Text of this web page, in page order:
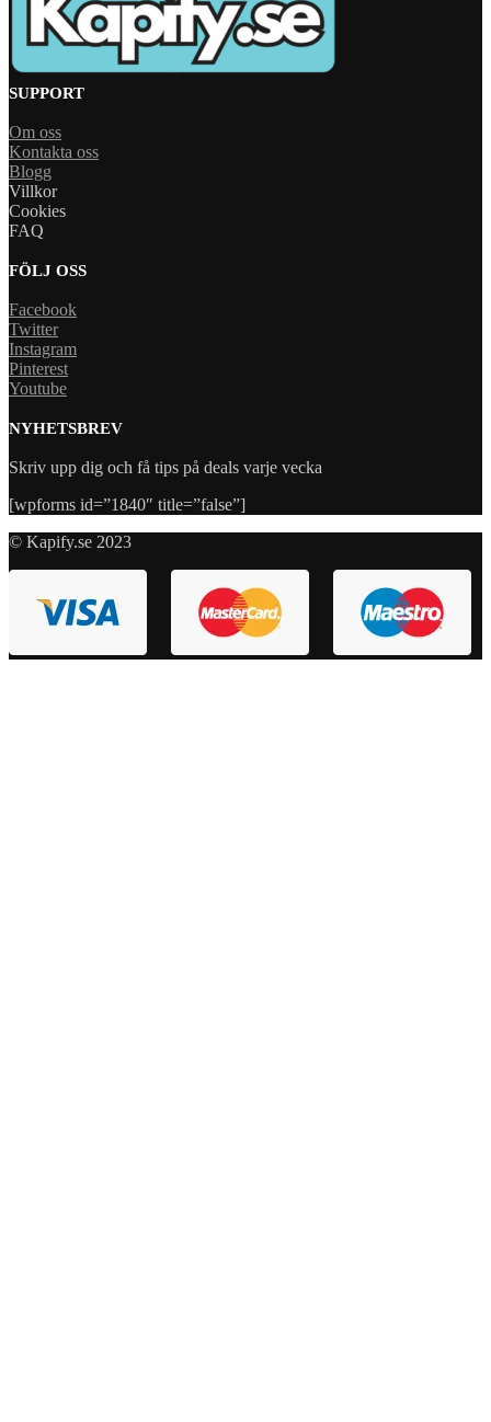
SUPPORT
Om oss
Kontakta oss
Blogg
Villkor
Cookies
FAQ
FÖLJ OSS
Facebook
Twitter
Instagram
Pinterest
Youtube
NYHETSBREV
Skriv upp dig och få tips på deals varje vecka
[wpforms id=”1840″ title=”false”]
© Kapify.se 2023